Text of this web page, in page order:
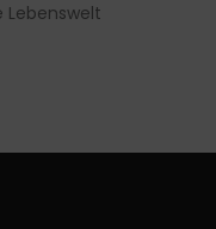
Lebenswelt